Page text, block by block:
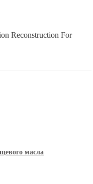
масла